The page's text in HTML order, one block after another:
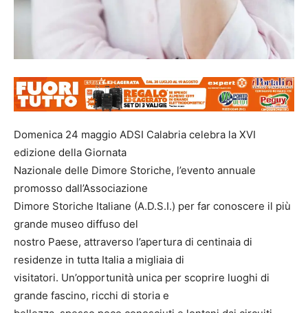
Domenica 24 maggio ADSI Calabria celebra la XVI
edizione della Giornata
Nazionale delle Dimore Storiche, l’evento annuale
promosso dall’Associazione
Dimore Storiche Italiane (A.D.S.I.) per far conoscere il più
grande museo diffuso del
nostro Paese, attraverso l’apertura di centinaia di
residenze in tutta Italia a migliaia di
visitatori. Un’opportunità unica per scoprire luoghi di
grande fascino, ricchi di storia e